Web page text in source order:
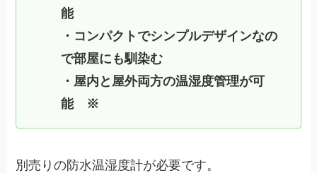
能
・コンパクトでシンプルデザインなの
で部屋にも馴染む
・屋内と屋外両方の温湿度管理が可
能 ※
別売りの防水温湿度計が必要です。